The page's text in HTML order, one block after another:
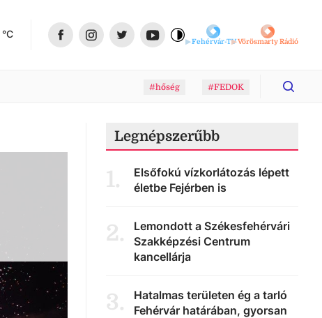
°C
Fehérvár-TVVörösmarty Rádió
#hőség #FEDOK
Legnépszerűbb
1.
Elsőfokú vízkorlátozás lépett
életbe Fejérben is
2.
Lemondott a Székesfehérvári
Szakképzési Centrum
kancellárja
3.
Hatalmas területen ég a tarló
Fehérvár határában, gyorsan